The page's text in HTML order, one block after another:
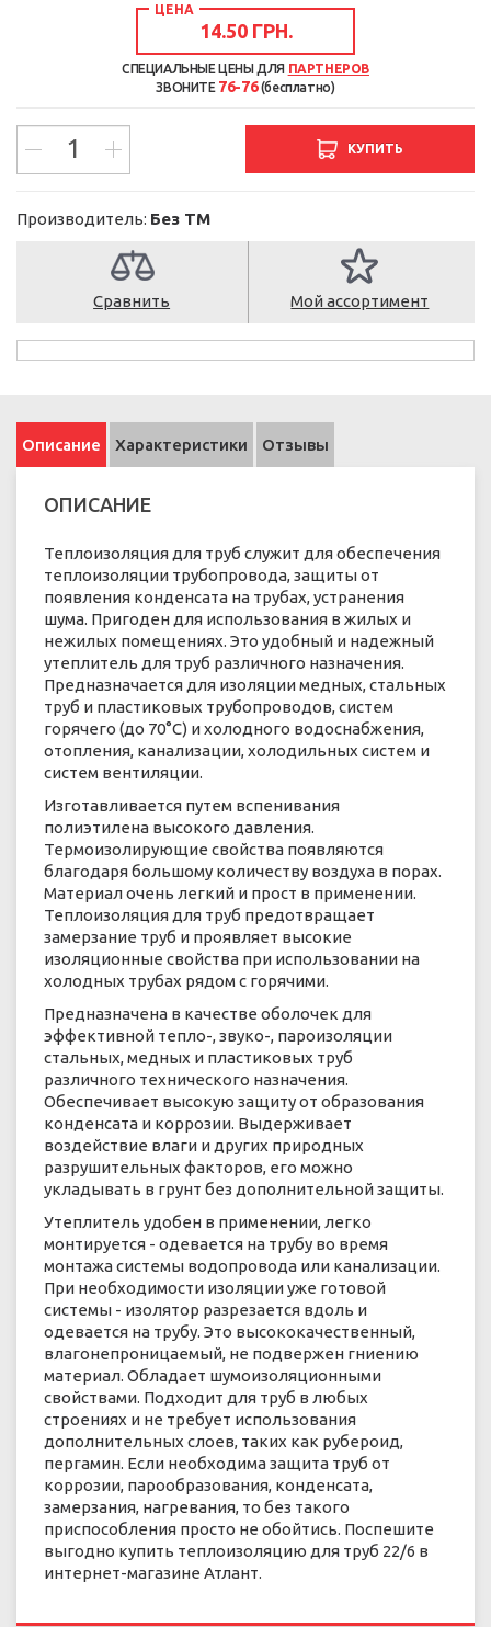
ЦЕНА
14.50 ГРН.
СПЕЦИАЛЬНЫЕ ЦЕНЫ ДЛЯ ПАРТНЕРОВ
ЗВОНИТЕ 76-76(бесплатно)
КУПИТЬ
Производитель: Без ТМ
Сравнить Мой ассортимент
Описание Характеристики Отзывы
ОПИСАНИЕ
Теплоизоляция для труб служит для обеспечения
теплоизоляции трубопровода, защиты от
появления конденсата на трубах, устранения
шума. Пригоден для использования в жилых и
нежилых помещениях. Это удобный и надежный
утеплитель для труб различного назначения.
Предназначается для изоляции медных, стальных
труб и пластиковых трубопроводов, систем
горячего (до 70°C) и холодного водоснабжения,
отопления, канализации, холодильных систем и
систем вентиляции.
Изготавливается путем вспенивания
полиэтилена высокого давления.
Термоизолирующие свойства появляются
благодаря большому количеству воздуха в порах.
Материал очень легкий и прост в применении.
Теплоизоляция для труб предотвращает
замерзание труб и проявляет высокие
изоляционные свойства при использовании на
холодных трубах рядом с горячими.
Предназначена в качестве оболочек для
эффективной тепло-, звуко-, пароизоляции
стальных, медных и пластиковых труб
различного технического назначения.
Обеспечивает высокую защиту от образования
конденсата и коррозии. Выдерживает
воздействие влаги и других природных
разрушительных факторов, его можно
укладывать в грунт без дополнительной защиты.
Утеплитель удобен в применении, легко
монтируется - одевается на трубу во время
монтажа системы водопровода или канализации.
При необходимости изоляции уже готовой
системы - изолятор разрезается вдоль и
одевается на трубу. Это высококачественный,
влагонепроницаемый, не подвержен гниению
материал. Обладает шумоизоляционными
свойствами. Подходит для труб в любых
строениях и не требует использования
дополнительных слоев, таких как рубероид,
пергамин. Если необходима защита труб от
коррозии, парообразования, конденсата,
замерзания, нагревания, то без такого
приспособления просто не обойтись. Поспешите
выгодно купить теплоизоляцию для труб 22/6 в
интернет-магазине Атлант.